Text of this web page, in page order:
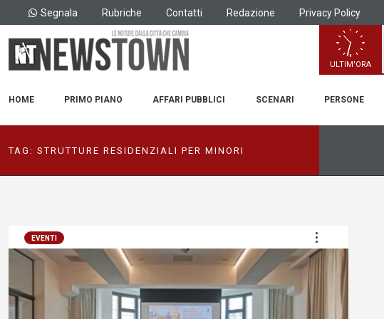
Segnala Rubriche Contatti Redazione Privacy Policy
ULTIM'ORA
HOME PRIMO PIANO AFFARI PUBBLICI SCENARI PERSONE
TAG: STRUTTURE RESIDENZIALI PER MINORI
EVENTI